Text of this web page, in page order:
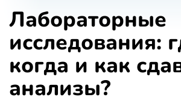
Лабораторные
исследования:
когда и как
анализы?
ПОВТОРНО ОТПРАВИТЬ
ПОДТВЕРДИТЬ